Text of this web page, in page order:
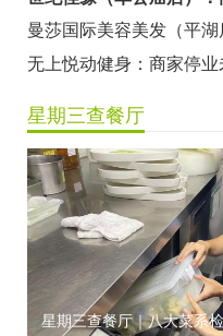
无上悦动健身：商家停业
龅牙兔儿童情商训练营
元宵佳节，发生了“甜蜜
星期三查餐厅